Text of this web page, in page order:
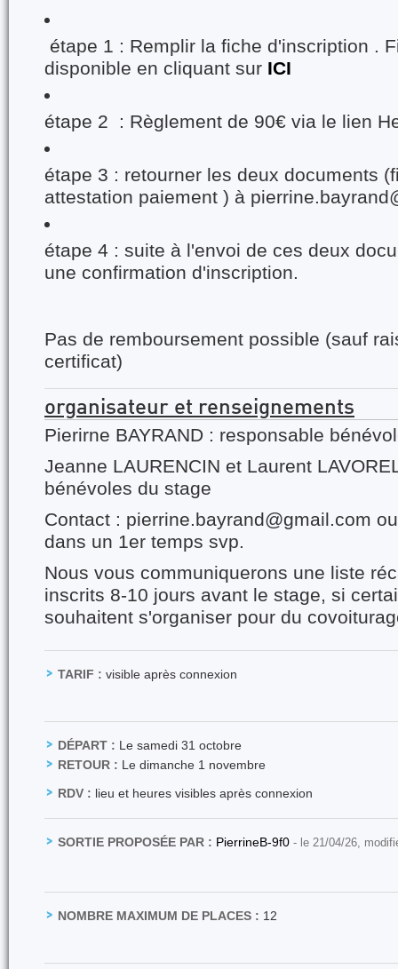
étape 1 : Remplir la fiche d'inscription .
disponible en cliquant sur ICI
étape 2 : Règlement de 90€ via le lien
étape 3 : retourner les deux documents
attestation paiement ) à
étape 4 : suite à l'envoi de ces deux
une confirmation d'inscription.
Pas de remboursement possible (sauf
certificat)
organisateur et renseignements
Pierirne BAYRAND : responsable
Jeanne LAURENCIN et Laurent
bénévoles du stage
Contact : pierrine.bayrand@gmail.com
dans un 1er temps svp.
Nous vous communiquerons une liste
inscrits 8-10 jours avant le stage, si
souhaitent s'organiser pour du
TARIF : visible après connexion
DÉPART : Le samedi 31 octobre
RETOUR : Le dimanche 1 novembre
RDV : lieu et heures visibles après connexion
SORTIE PROPOSÉE PAR : PierrineB-9f0 - le 21/04/26,
NOMBRE MAXIMUM DE PLACES : 12